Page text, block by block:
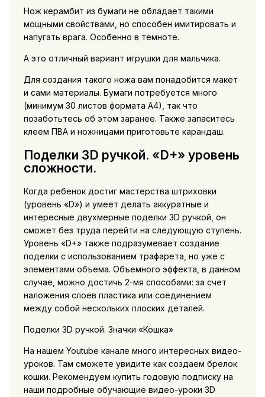
Нож керамбит из бумаги не обладает такими
мощными свойствами, но способен имитировать и
напугать врага. Особенно в темноте.
А это отличный вариант игрушки для мальчика.
Для создания такого ножа вам понадобится макет
и сами материалы. Бумаги потребуется много
(минимум 30 листов формата А4), так что
позаботьтесь об этом заранее. Также запаситесь
клеем ПВА и ножницами приготовьте карандаш.
Поделки 3D ручкой. «D+» уровень
сложности.
Когда ребенок достиг мастерства штриховки
(уровень «D») и умеет делать аккуратные и
интересные двухмерные поделки 3D ручкой, он
сможет без труда перейти на следующую ступень.
Уровень «D+» также подразумевает создание
поделки с использованием трафарета, но уже с
элементами объема. Объемного эффекта, в данном
случае, можно достичь 2-мя способами: за счет
наложения слоев пластика или соединением
между собой нескольких плоских деталей.
Поделки 3D ручкой. Значки «Кошка»
На нашем Youtube канале много интересных видео-
уроков. Там сможете увидите как создаем брелок
кошки. Рекомендуем купить годовую подписку на
наши подробные обучающие видео-уроки 3D